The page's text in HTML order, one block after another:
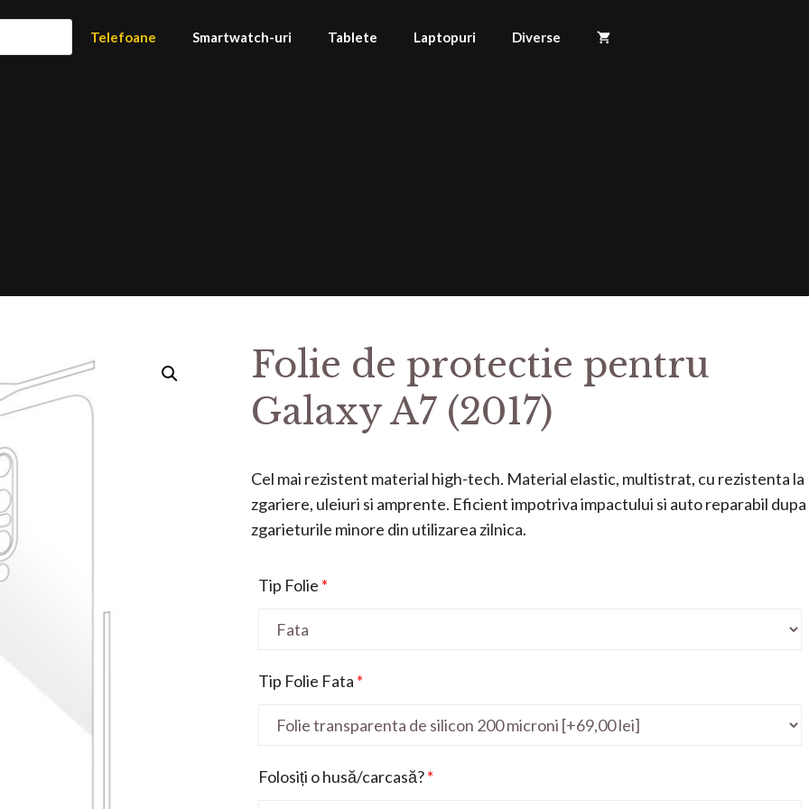
Telefoane Smartwatch-uri Tablete Laptopuri Diverse
Folie de protectie pentru
Galaxy A7 (2017)
Cel mai rezistent material high-tech. Material elastic, multistrat, cu rezistenta la
zgariere, uleiuri si amprente. Eficient impotriva impactului si auto reparabil dupa
zgarieturile minore din utilizarea zilnica.
Tip Folie *
Tip Folie Fata *
Folosiți o husă/carcasă?*